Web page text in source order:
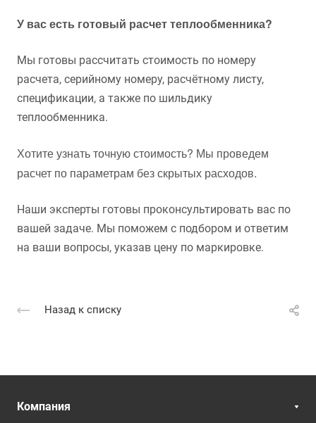
У вас есть готовый расчет теплообменника?
Мы готовы рассчитать стоимость по номеру
расчета, серийному номеру, расчётному листу,
спецификации, а также по шильдику
теплообменника.
Хотите узнать точную стоимость? Мы проведем
расчет по параметрам без скрытых расходов.
Наши эксперты готовы проконсультировать вас по
вашей задаче. Мы поможем с подбором и ответим
на ваши вопросы, указав цену по маркировке.
Назад к списку
Компания